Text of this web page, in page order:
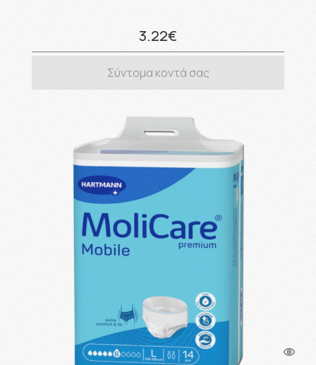
3.22€
Σύντομα κοντά σας